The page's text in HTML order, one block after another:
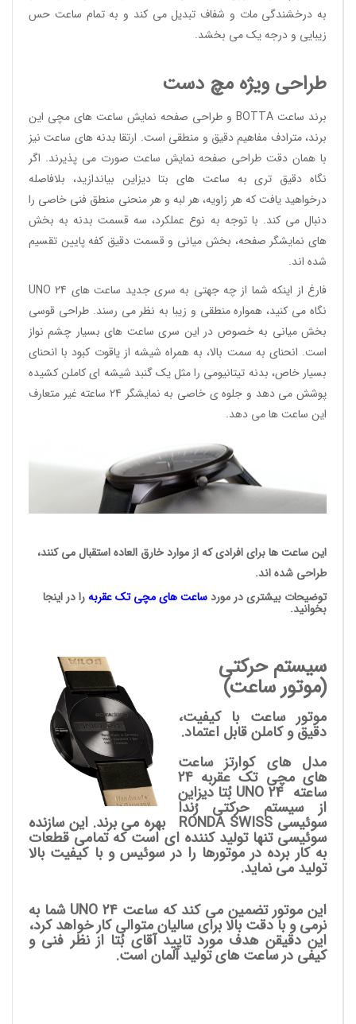
به درخشندگی مات و شفاف تبدیل می کند و به تمام ساعت حس
زیبایی و درجه یک می بخشد.
طراحی ویژه مچ دست
برند ساعت BOTTA و طراحی صفحه نمایش ساعت های مچی این
برند، مترادف مفاهیم دقیق و منطقی است. ارتقا بدنه های ساعت نیز
با همان دقت طراحی صفحه نمایش ساعت صورت می پذیرند. اگر
نگاه دقیق تری به ساعت های بتا دیزاین بیاندازید، بلافاصله
درخواهید یافت که هر زاویه، هر لبه و هر منحنی منطق فنی خاصی را
دنبال می کند. با توجه به نوع عملکرد، سه قسمت بدنه به بخش
های نمایشگر صفحه، بخش میانی و قسمت دقیق کفه پایین تقسیم
شده اند.
فارغ از اینکه شما از چه جهتی به سری جدید ساعت های UNO 24
نگاه می کنید، همواره منطقی و زیبا به نظر می رسند. طراحی قوسی
بخش میانی به خصوص در این سری ساعت های بسیار چشم نواز
است. انحنای به سمت بالا، به همراه شیشه از یاقوت کبود با انحنای
بسیار خاص، بدنه تیتانیومی را مثل یک گنبد شیشه ای کاملن کشیده
پوشش می دهد و جلوه ی خاصی به نمایشگر 24 ساعته غیر متعارف
این ساعت ها می دهد.
این ساعت ها برای افرادی که از موارد خارق العاده استقبال می کنند،
طراحی شده اند.
توضیحات بیشتری در موردساعت های مچی تک عقربهرا در اینجا
بخوانید.
سیستم حرکتی
(موتور ساعت)
موتور ساعت با کیفیت،
دقیق و کاملن قابل اعتماد.
مدل های کوارتز ساعت
های مچی تک عقربه 24
ساعته UNO 24 بُتا دیزاین
از سیستم حرکتی رُندا
سوئیسی RONDA SWISS بهره می برند. این سازنده
سوئیسی تنها تولید کننده ای است که تمامی قطعات
به کار برده در موتورها را در سوئیس و با کیفیت بالا
تولید می نماید.
این موتور تضمین می کند که ساعت UNO 24 شما به
نرمی و با دقت بالا برای سالیان متوالی کار خواهد کرد،
این دقیقن هدف مورد تایید آقای بُتا از نظر فنی و
کیفی در ساعت های تولید آلمان است.